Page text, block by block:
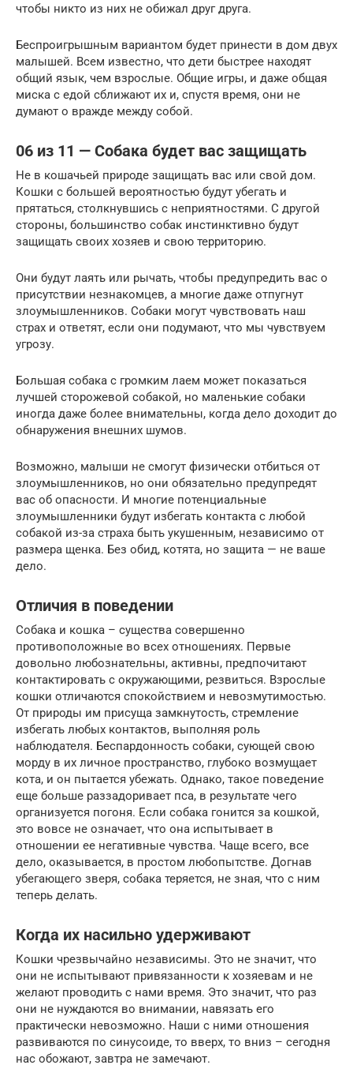
чтобы никто из них не обижал друг друга.
Беспроигрышным вариантом будет принести в дом двух
малышей. Всем известно, что дети быстрее находят
общий язык, чем взрослые. Общие игры, и даже общая
миска с едой сближают их и, спустя время, они не
думают о вражде между собой.
06 из 11 — Собака будет вас защищать
Не в кошачьей природе защищать вас или свой дом.
Кошки с большей вероятностью будут убегать и
прятаться, столкнувшись с неприятностями. С другой
стороны, большинство собак инстинктивно будут
защищать своих хозяев и свою территорию.
Они будут лаять или рычать, чтобы предупредить вас о
присутствии незнакомцев, а многие даже отпугнут
злоумышленников. Собаки могут чувствовать наш
страх и ответят, если они подумают, что мы чувствуем
угрозу.
Большая собака с громким лаем может показаться
лучшей сторожевой собакой, но маленькие собаки
иногда даже более внимательны, когда дело доходит до
обнаружения внешних шумов.
Возможно, малыши не смогут физически отбиться от
злоумышленников, но они обязательно предупредят
вас об опасности. И многие потенциальные
злоумышленники будут избегать контакта с любой
собакой из-за страха быть укушенным, независимо от
размера щенка. Без обид, котята, но защита — не ваше
дело.
Отличия в поведении
Собака и кошка – существа совершенно
противоположные во всех отношениях. Первые
довольно любознательны, активны, предпочитают
контактировать с окружающими, резвиться. Взрослые
кошки отличаются спокойствием и невозмутимостью.
От природы им присуща замкнутость, стремление
избегать любых контактов, выполняя роль
наблюдателя. Беспардонность собаки, сующей свою
морду в их личное пространство, глубоко возмущает
кота, и он пытается убежать. Однако, такое поведение
еще больше раззадоривает пса, в результате чего
организуется погоня. Если собака гонится за кошкой,
это вовсе не означает, что она испытывает в
отношении ее негативные чувства. Чаще всего, все
дело, оказывается, в простом любопытстве. Догнав
убегающего зверя, собака теряется, не зная, что с ним
теперь делать.
Когда их насильно удерживают
Кошки чрезвычайно независимы. Это не значит, что
они не испытывают привязанности к хозяевам и не
желают проводить с нами время. Это значит, что раз
они не нуждаются во внимании, навязать его
практически невозможно. Наши с ними отношения
развиваются по синусоиде, то вверх, то вниз – сегодня
нас обожают, завтра не замечают.